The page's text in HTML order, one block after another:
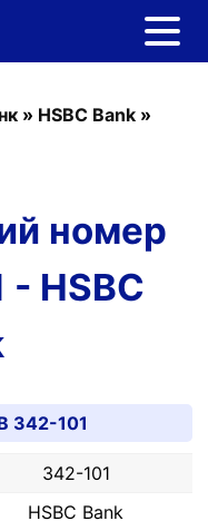
» HSBC Bank »
номер
- HSBC
342-101
342-101
HSBC Bank